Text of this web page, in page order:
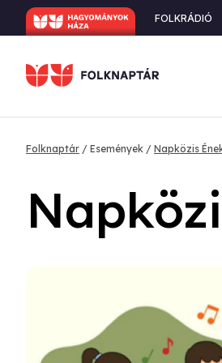
Ugrás
a
FOLKRÁDIÓ
Morzsa
Folknaptár Események Napközis